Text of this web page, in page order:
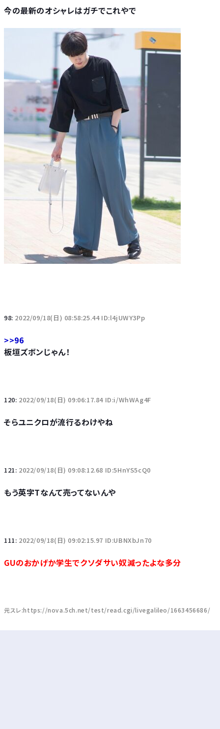
今の最新のオシャレはガチでこれやで
98: 2022/09/18(日) 08:58:25.44 ID:l4jUWY3Pp
>>96
板垣ズボンじゃん！
120: 2022/09/18(日) 09:06:17.84 ID:i/WhWAg4F
そらユニクロが流行るわけやね
121: 2022/09/18(日) 09:08:12.68 ID:5HnYS5cQ0
もう英字Tなんて売ってないんや
111: 2022/09/18(日) 09:02:15.97 ID:UBNXbJn70
GUのおかげか学生でクソダサい奴減ったよな多分
元スレ:https://nova.5ch.net/test/read.cgi/livegalileo/1663456686/